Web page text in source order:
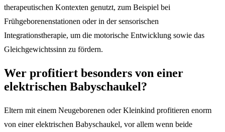
therapeutischen Kontexten genutzt, zum Beispiel bei
Frühgeborenenstationen oder in der sensorischen
Integrationstherapie, um die motorische Entwicklung sowie das
Gleichgewichtssinn zu fördern.
Wer profitiert besonders von einer
elektrischen Babyschaukel?
Eltern mit einem Neugeborenen oder Kleinkind profitieren enorm
von einer elektrischen Babyschaukel, vor allem wenn beide